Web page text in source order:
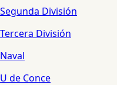
Segunda División
Tercera División
Naval
U de Conce